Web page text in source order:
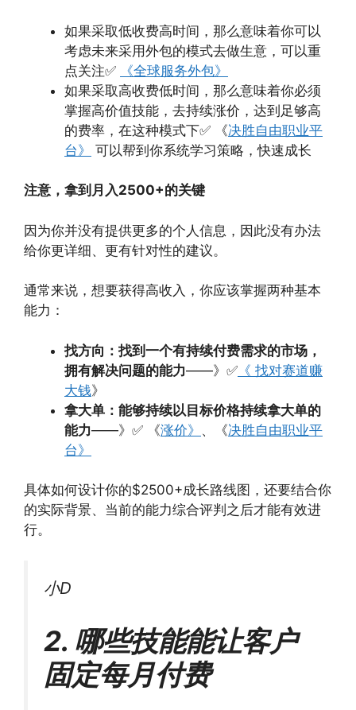
如果采取低收费高时间，那么意味着你可以
考虑未来采用外包的模式去做生意，可以重
点关注✅
《全球服务外包》
如果采取高收费低时间，那么意味着你必须
掌握高价值技能，去持续涨价，达到足够高
的费率，在这种模式下✅ 《决胜自由职业平
台》
可以帮到你系统学习策略，快速成长
注意，拿到月入2500+的关键
因为你并没有提供更多的个人信息，因此没有办法
给你更详细、更有针对性的建议。
通常来说，想要获得高收入，你应该掌握两种基本
能力：
找方向：找到一个有持续付费需求的市场，
拥有解决问题的能力——》✅ 《 找对赛道赚
大钱》
拿大单：能够持续以目标价格持续拿大单的
能力——》✅ 《涨价》 、《决胜自由职业平
台》
具体如何设计你的$2500+成长路线图，还要结合你
的实际背景、当前的能力综合评判之后才能有效进
行。
小D
2. 哪些技能能让客户
固定每月付费